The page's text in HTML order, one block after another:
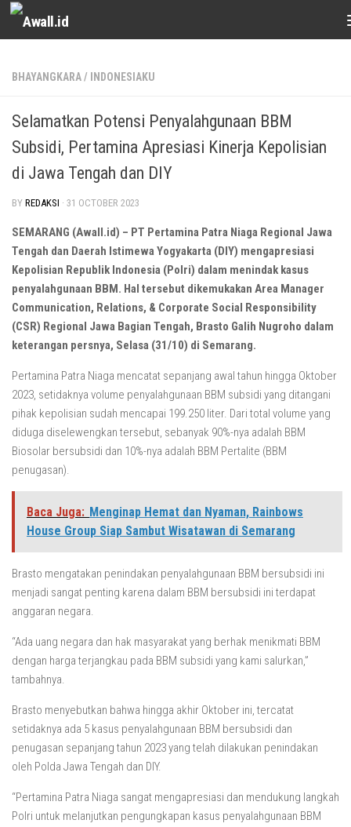
Skip to content
BHAYANGKARA/ INDONESIAKU
Selamatkan Potensi Penyalahgunaan BBM
Subsidi, Pertamina Apresiasi Kinerja Kepolisian
di Jawa Tengah dan DIY
BY REDAKSI · 31 OCTOBER 2023
SEMARANG (Awall.id) – PT Pertamina Patra Niaga Regional Jawa
Tengah dan Daerah Istimewa Yogyakarta (DIY) mengapresiasi
Kepolisian Republik Indonesia (Polri) dalam menindak kasus
penyalahgunaan BBM. Hal tersebut dikemukakan Area Manager
Communication, Relations, & Corporate Social Responsibility
(CSR) Regional Jawa Bagian Tengah, Brasto Galih Nugroho dalam
keterangan persnya, Selasa (31/10) di Semarang.
Pertamina Patra Niaga mencatat sepanjang awal tahun hingga Oktober
2023, setidaknya volume penyalahgunaan BBM subsidi yang ditangani
pihak kepolisian sudah mencapai 199.250 liter. Dari total volume yang
diduga diselewengkan tersebut, sebanyak 90%-nya adalah BBM
Biosolar bersubsidi dan 10%-nya adalah BBM Pertalite (BBM
penugasan).
Baca Juga: Menginap Hemat dan Nyaman, Rainbows
House Group Siap Sambut Wisatawan di Semarang
Brasto mengatakan penindakan penyalahgunaan BBM bersubsidi ini
menjadi sangat penting karena dalam BBM bersubsidi ini terdapat
anggaran negara.
“Ada uang negara dan hak masyarakat yang berhak menikmati BBM
dengan harga terjangkau pada BBM subsidi yang kami salurkan,”
tambahnya.
Brasto menyebutkan bahwa hingga akhir Oktober ini, tercatat
setidaknya ada 5 kasus penyalahgunaan BBM bersubsidi dan
penugasan sepanjang tahun 2023 yang telah dilakukan penindakan
oleh Polda Jawa Tengah dan DIY.
“Pertamina Patra Niaga sangat mengapresiasi dan mendukung langkah
Polri untuk melanjutkan pengungkapan kasus penyalahgunaan BBM